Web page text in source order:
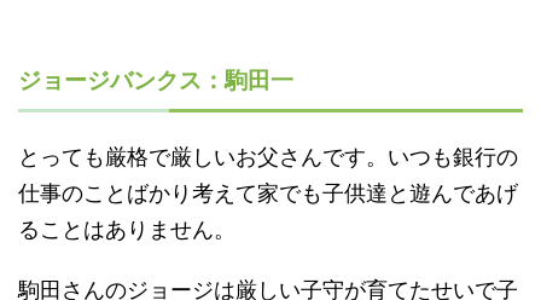
ジョージバンクス：駒田一
とっても厳格で厳しいお父さんです。いつも銀行の
仕事のことばかり考えて家でも子供達と遊んであげ
ることはありません。
駒田さんのジョージは厳しい子守が育てたせいで子